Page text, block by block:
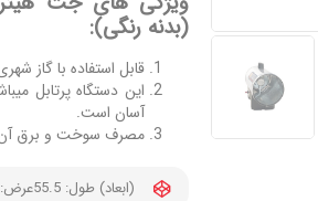
(بدنه رنگی):
قابل استفاده با گاز
این دستگاه پرتابل
آسان است.
مصرف سوخت و برق آن
(ابعاد) طول: 55.5 عرض: 22